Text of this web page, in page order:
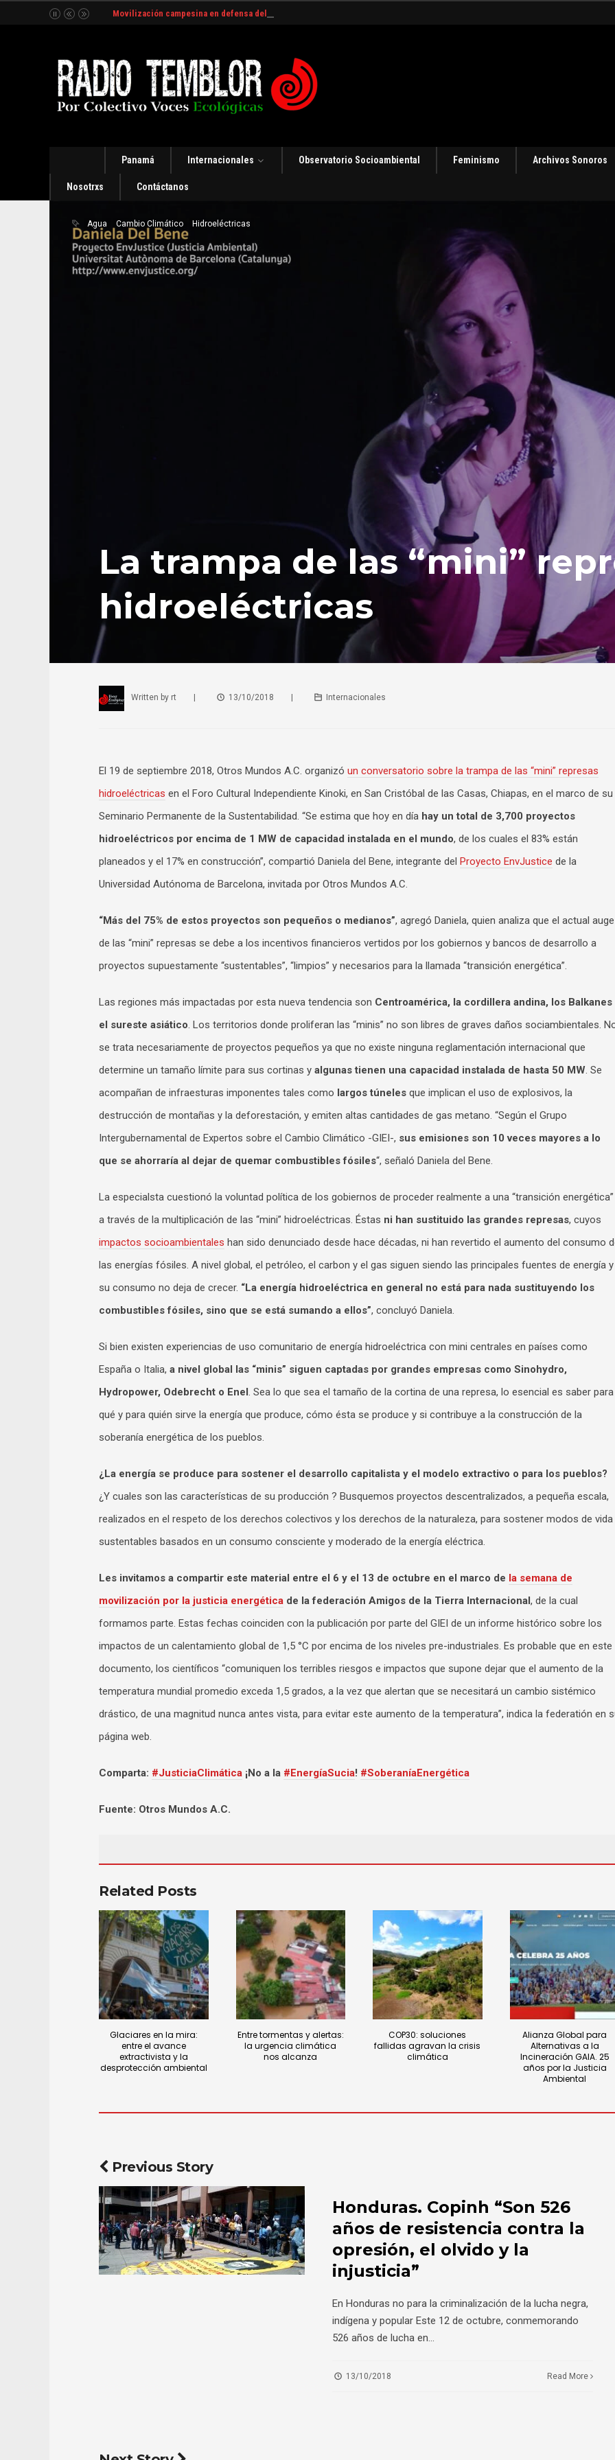
Movilización campesina en defensa del Río Indio en Panamá [Audio]
Panamá Internacionales Observatorio Socioambiental Feminismo Archivos Sonoros
Nosotrxs Contáctanos
Agua Cambio Climático Hidroeléctricas
La trampa de las “mini”
hidroeléctricas
Written by rt | 13/10/2018 | Internacionales
El 19 de septiembre 2018, Otros Mundos A.C. organizó un conversatorio sobre la trampa de las “mini” represas
hidroeléctricas en el Foro Cultural Independiente Kinoki, en San Cristóbal de las Casas, Chiapas, en el marco de su
Seminario Permanente de la Sustentabilidad. “Se estima que hoy en día hay un total de 3,700 proyectos
hidroeléctricos por encima de 1 MW de capacidad instalada en el mundo, de los cuales el 83% están
planeados y el 17% en construcción”, compartió Daniela del Bene, integrante del Proyecto EnvJustice de la
Universidad Autónoma de Barcelona, invitada por Otros Mundos A.C.
“Más del 75% de estos proyectos son pequeños o medianos”, agregó Daniela, quien analiza que el actual auge
de las “mini” represas se debe a los incentivos financieros vertidos por los gobiernos y bancos de desarrollo a
proyectos supuestamente “sustentables”, “limpios” y necesarios para la llamada “transición energética”.
Las regiones más impactadas por esta nueva tendencia son Centroamérica, la cordillera andina, los Balkanes
el sureste asiático . Los territorios donde proliferan las “minis” no son libres de graves daños sociambientales.
se trata necesariamente de proyectos pequeños ya que no existe ninguna reglamentación internacional que
determine un tamaño límite para sus cortinas y algunas tienen una capacidad instalada de hasta 50 MW . Se
acompañan de infraesturas imponentes tales como largos túneles que implican el uso de explosivos, la
destrucción de montañas y la deforestación, y emiten altas cantidades de gas metano. “Según el Grupo
Intergubernamental de Expertos sobre el Cambio Climático -GIEI-, sus emisiones son 10 veces mayores a lo
que se ahorraría al dejar de quemar combustibles fósiles“, señaló Daniela del Bene.
La especialsta cuestionó la voluntad política de los gobiernos de proceder realmente a una “transición energética”
a través de la multiplicación de las “mini” hidroeléctricas. Éstas ni han sustituido las grandes represas, cuyos
impactos socioambientales han sido denunciado desde hace décadas, ni han revertido el aumento del consumo
las energías fósiles. A nivel global, el petróleo, el carbon y el gas siguen siendo las principales fuentes de energía y
su consumo no deja de crecer. “La energía hidroeléctrica en general no está para nada sustituyendo los
combustibles fósiles, sino que se está sumando a ellos”, concluyó Daniela.
Si bien existen experiencias de uso comunitario de energía hidroeléctrica con mini centrales en países como
España o Italia, a nivel global las “minis” siguen captadas por grandes empresas como Sinohydro,
Hydropower, Odebrecht o Enel . Sea lo que sea el tamaño de la cortina de una represa, lo esencial es saber para
qué y para quién sirve la energía que produce, cómo ésta se produce y si contribuye a la construcción de la
soberanía energética de los pueblos.
¿La energía se produce para sostener el desarrollo capitalista y el modelo extractivo o para los pueblos?
¿Y cuales son las características de su producción ? Busquemos proyectos descentralizados, a pequeña escala,
realizados en el respeto de los derechos colectivos y los derechos de la naturaleza, para sostener modos de vida
sustentables basados en un consumo consciente y moderado de la energía eléctrica.
Les invitamos a compartir este material entre el 6 y el 13 de octubre en el marco de la semana de
movilización por la justicia energética de la federación Amigos de la Tierra Internacional, de la cual
formamos parte. Estas fechas coinciden con la publicación por parte del GIEI de un informe histórico sobre los
impactos de un calentamiento global de 1,5 °C por encima de los niveles pre-industriales. Es probable que en este
documento, los científicos “comuniquen los terribles riesgos e impactos que supone dejar que el aumento de la
temperatura mundial promedio exceda 1,5 grados, a la vez que alertan que se necesitará un cambio sistémico
drástico, de una magnitud nunca antes vista, para evitar este aumento de la temperatura”, indica la federatión en
página web.
Comparta: #JusticiaClimática ¡No a la #EnergíaSucia! #SoberaníaEnergética
Fuente: Otros Mundos A.C.
Related Posts
Glaciares en la mira:
entre el avance
extractivista y la
desprotección ambiental
Entre tormentas y alertas:
la urgencia climática
nos alcanza
COP30: soluciones
fallidas agravan la crisis
climática
Alianza Global para
Alternativas a la
Incineración GAIA. 25
años por la Justicia
Ambiental
Previous Story
Honduras. Copinh “Son 526
años de resistencia contra la
opresión, el olvido y la
injusticia”
En Honduras no para la criminalización de la lucha negra,
indígena y popular Este 12 de octubre, conmemorando
526 años de lucha en...
13/10/2018 Read More